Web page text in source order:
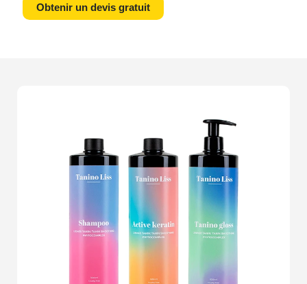
dimages parfaitesqui captivent immédiatement
équipe de photographes professionnels immortalise la
textures , et les couleurs
de vos articles, les
rendant irrésistibles pour vos clients potentiels.Ne
laissez rien au hasard. Laperfection réside dans les
détails : du dernier-né de votre collection mode à vos
créations artisanales, en passant par la
présentation
esthétiquement optimalede vos appareils
technologiques, nous prenons soin de les valoriser sous
. Vos produits ne se font pas
Obtenir un devis gratuit